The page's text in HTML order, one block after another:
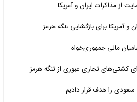
از مذاکرات ایران و آمریکا
و آمریکا برای بازگشایی تنگه هرمز
مالی جمهوری‌خواه
را هدف قرار دادیم